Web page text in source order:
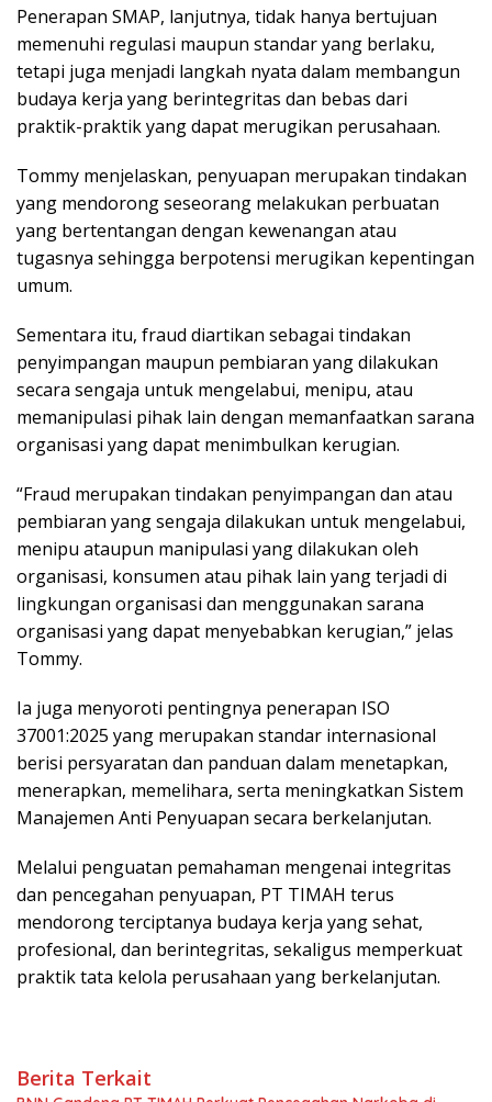
Penerapan SMAP, lanjutnya, tidak hanya bertujuan
memenuhi regulasi maupun standar yang berlaku,
tetapi juga menjadi langkah nyata dalam membangun
budaya kerja yang berintegritas dan bebas dari
praktik-praktik yang dapat merugikan perusahaan.
Tommy menjelaskan, penyuapan merupakan tindakan
yang mendorong seseorang melakukan perbuatan
yang bertentangan dengan kewenangan atau
tugasnya sehingga berpotensi merugikan kepentingan
umum.
Sementara itu, fraud diartikan sebagai tindakan
penyimpangan maupun pembiaran yang dilakukan
secara sengaja untuk mengelabui, menipu, atau
memanipulasi pihak lain dengan memanfaatkan sarana
organisasi yang dapat menimbulkan kerugian.
“Fraud merupakan tindakan penyimpangan dan atau
pembiaran yang sengaja dilakukan untuk mengelabui,
menipu ataupun manipulasi yang dilakukan oleh
organisasi, konsumen atau pihak lain yang terjadi di
lingkungan organisasi dan menggunakan sarana
organisasi yang dapat menyebabkan kerugian,” jelas
Tommy.
Ia juga menyoroti pentingnya penerapan ISO
37001:2025 yang merupakan standar internasional
berisi persyaratan dan panduan dalam menetapkan,
menerapkan, memelihara, serta meningkatkan Sistem
Manajemen Anti Penyuapan secara berkelanjutan.
Melalui penguatan pemahaman mengenai integritas
dan pencegahan penyuapan, PT TIMAH terus
mendorong terciptanya budaya kerja yang sehat,
profesional, dan berintegritas, sekaligus memperkuat
praktik tata kelola perusahaan yang berkelanjutan.
Berita Terkait